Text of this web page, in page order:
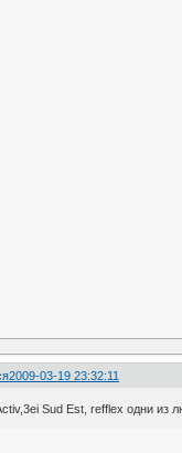
2009-03-19 23:32:11
Sud Est, refflex одни из